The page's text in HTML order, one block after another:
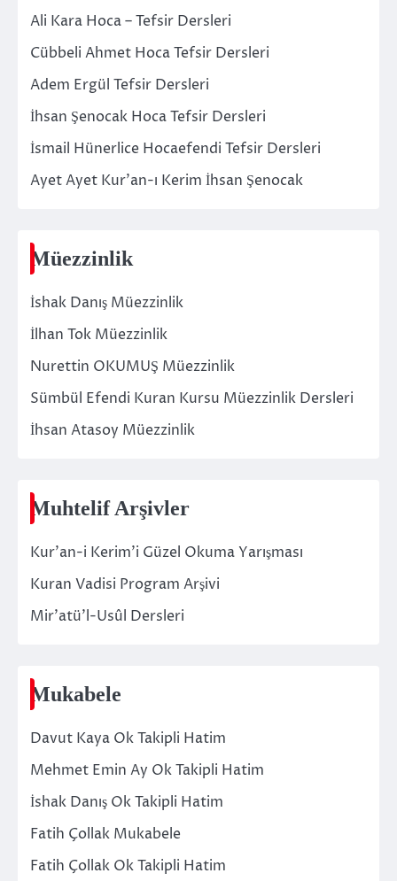
Ali Kara Hoca – Tefsir Dersleri
Cübbeli Ahmet Hoca Tefsir Dersleri
Adem Ergül Tefsir Dersleri
İhsan Şenocak Hoca Tefsir Dersleri
İsmail Hünerlice Hocaefendi Tefsir Dersleri
Ayet Ayet Kur’an-ı Kerim İhsan Şenocak
Müezzinlik
İshak Danış Müezzinlik
İlhan Tok Müezzinlik
Nurettin OKUMUŞ Müezzinlik
Sümbül Efendi Kuran Kursu Müezzinlik Dersleri
İhsan Atasoy Müezzinlik
Muhtelif Arşivler
Kur’an-i Kerim’i Güzel Okuma Yarışması
Kuran Vadisi Program Arşivi
Mir’atü’l-Usûl Dersleri
Mukabele
Davut Kaya Ok Takipli Hatim
Mehmet Emin Ay Ok Takipli Hatim
İshak Danış Ok Takipli Hatim
Fatih Çollak Mukabele
Fatih Çollak Ok Takipli Hatim